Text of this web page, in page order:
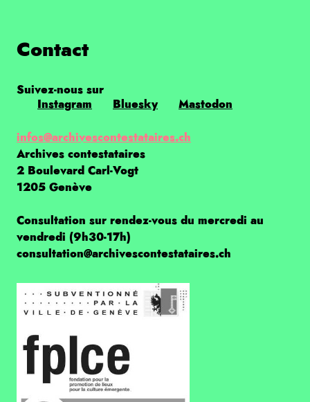
Contact
Suivez-nous sur
Instagram
Bluesky Mastodon
infos@archivescontestataires.ch
Archives contestataires
2 Boulevard Carl-Vogt
1205 Genève
Consultation sur rendez-vous du mercredi au
vendredi (9h30-17h)
consultation@archivescontestataires.ch